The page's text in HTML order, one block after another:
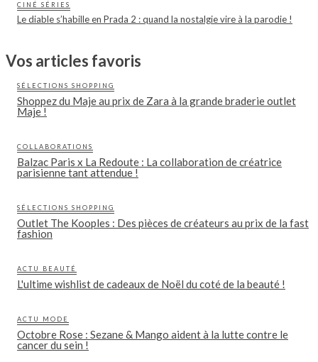
CINÉ SÉRIES
Le diable s’habille en Prada 2 : quand la nostalgie vire à la parodie !
Vos articles favoris
SÉLECTIONS SHOPPING
Shoppez du Maje au prix de Zara à la grande braderie outlet
Maje !
COLLABORATIONS
Balzac Paris x La Redoute : La collaboration de créatrice
parisienne tant attendue !
SÉLECTIONS SHOPPING
Outlet The Kooples : Des pièces de créateurs au prix de la fast
fashion
ACTU BEAUTÉ
L'ultime wishlist de cadeaux de Noël du coté de la beauté !
ACTU MODE
Octobre Rose : Sezane & Mango aident à la lutte contre le
cancer du sein !